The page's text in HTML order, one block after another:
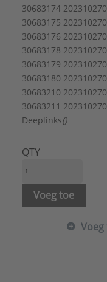
Uitwendige
40 mm
Volumestroom (BEP):
Type:
25/1-7-130
Serie:
Varios PICO-
30683174
30683175
30683176
30683178
30683179
30683180
30683210
30683211
Deeplinks()
QTY
Voeg toe